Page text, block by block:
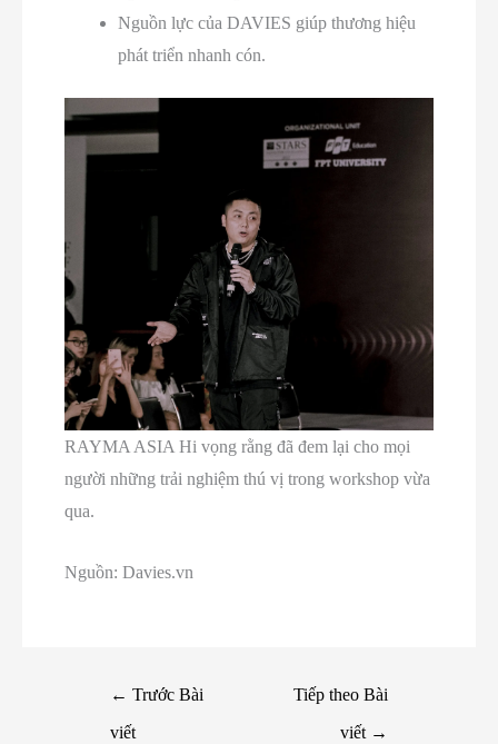
Nguồn lực của DAVIES giúp thương hiệu
phát triển nhanh cón.
RAYMA ASIA Hi vọng rằng đã đem lại cho mọi
người những trải nghiệm thú vị trong workshop vừa
qua.
Nguồn: Davies.vn
← Trước Bài
viết
Tiếp theo Bài
viết →